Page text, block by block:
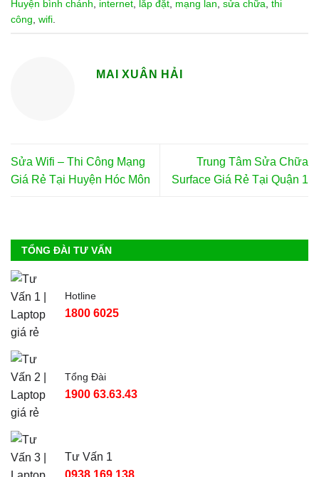
Huyện bình chánh
internet lắp đặt mạng lan sửa chữa thi
công wifi
MAI XUÂN HẢI
Sửa Wifi – Thi Công Mạng
Giá Rẻ Tại Huyện Hóc Môn
Trung Tâm Sửa Chữa
Surface Giá Rẻ Tại Quận 1
TỔNG ĐÀI TƯ VẤN
Hotline
1800 6025
Tổng Đài
1900 63.63.43
Tư Vấn 1
0938.169.138